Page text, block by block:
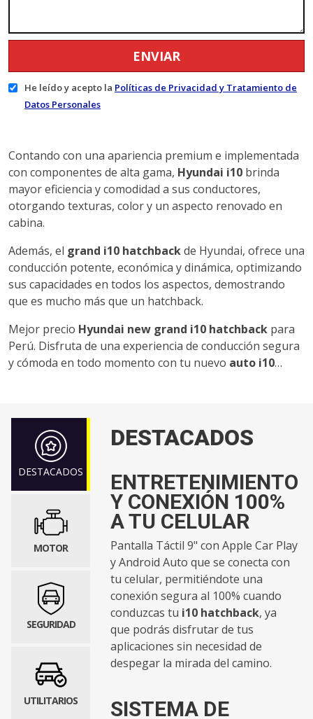
He leído y acepto la Políticas de Privacidad y Tratamiento de
Datos Personales
Contando con una apariencia premium e implementada
con componentes de alta gama, Hyundai i10 brinda
mayor eficiencia y comodidad a sus conductores,
otorgando texturas, color y un aspecto renovado en
cabina.
Además, el grand i10 hatchbackde Hyundai, ofrece una
conducción potente, económica y dinámica, optimizando
sus capacidades en todos los aspectos, demostrando
que es mucho más que un hatchback.
Mejor precio Hyundai new grand i10 hatchback para
Perú. Disfruta de una experiencia de conducción segura
y cómoda en todo momento con tu nuevo auto i10…
DESTACADOS
MOTOR
SEGURIDAD
UTILITARIOS
DESTACADOS
ENTRETENIMIENTO
Y CONEXIÓN 100%
A TU CELULAR
Pantalla Táctil 9" con Apple Car Play
y Android Auto que se conecta con
tu celular, permitiéndote una
conexión segura al 100% cuando
conduzcas tu i10 hatchback, ya
que podrás disfrutar de tus
aplicaciones sin necesidad de
despegar la mirada del camino.
SISTEMA DE